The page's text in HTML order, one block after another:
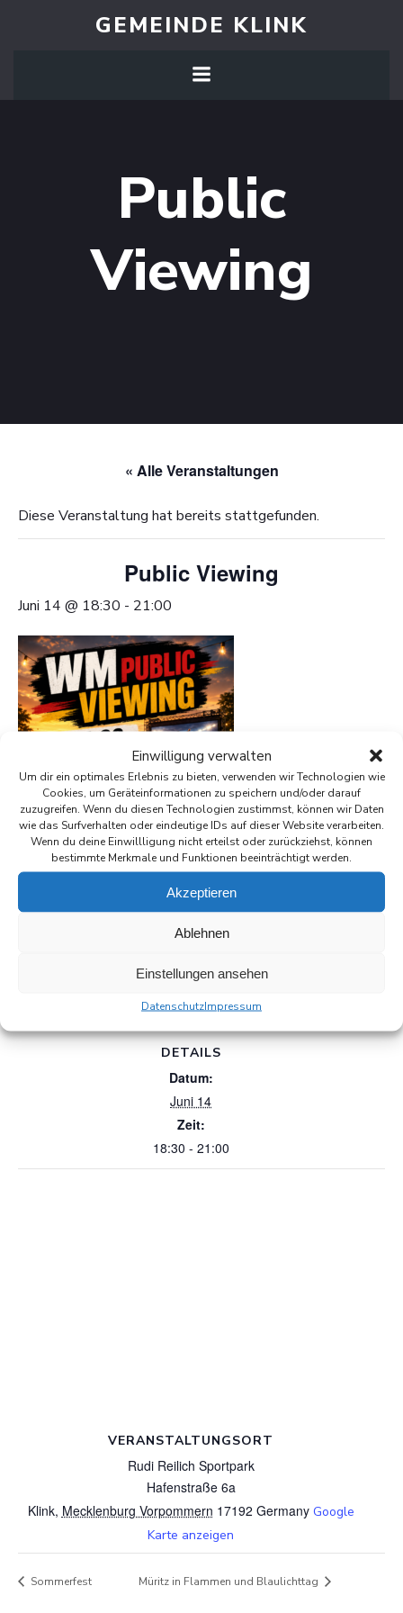
Einwilligung verwalten
Um dir ein optimales Erlebnis zu bieten, verwenden wir Technologien wie
Cookies, um Geräteinformationen zu speichern und/oder darauf
zuzugreifen. Wenn du diesen Technologien zustimmst, können wir Daten
wie das Surfverhalten oder eindeutige IDs auf dieser Website verarbeiten.
Wenn du deine Einwillligung nicht erteilst oder zurückziehst, können
bestimmte Merkmale und Funktionen beeinträchtigt werden.
Akzeptieren
Ablehnen
Einstellungen ansehen
DatenschutzImpressum
Inhalt
GEMEINDE KLINK
Public
Viewing
« Alle Veranstaltungen
Diese Veranstaltung hat bereits stattgefunden.
Public Viewing
Juni 14 @ 18:30 - 21:00
Zum Kalender hinzufügen
DETAILS
Datum:
Juni 14
Zeit:
18:30 - 21:00
VERANSTALTUNGSORT
Rudi Reilich Sportpark
Hafenstraße 6a
Klink, Mecklenburg Vorpommern 17192 Germany Google
Karte anzeigen
Sommerfest Müritz in Flammen und Blaulichttag